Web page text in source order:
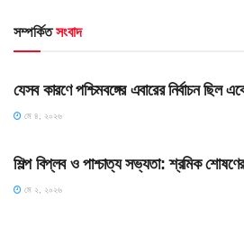
সম্পর্কিতসংবাদ
HOME POST
যেসব কারণে পশ্চিমবঙ্গের এবারের নির্বাচন ছিল
মে ৪, ২০২৬
শিল্প বিপ্লব ও পাশ্চাত্য সভ্যতা: শ্রমিক শোষণের
মে ২, ২০২৬